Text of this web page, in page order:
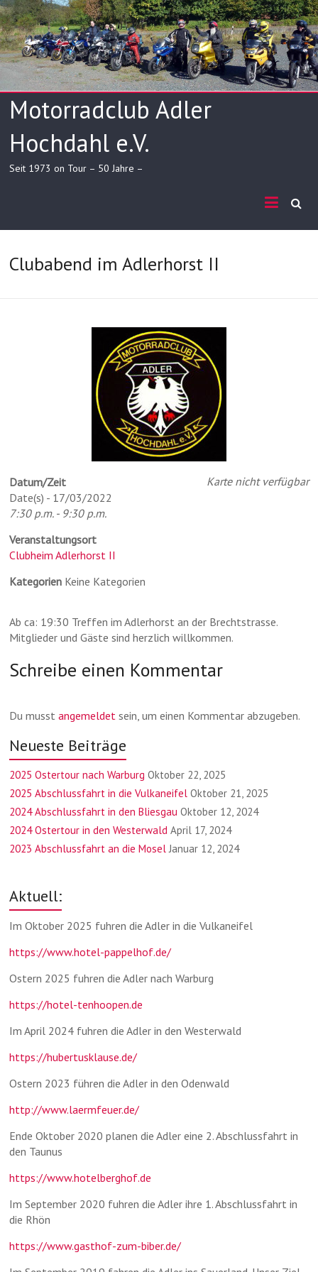
Skip
to
content
Motorradclub Adler
Hochdahl e.V.
Seit 1973 on Tour – 50 Jahre –
Clubabend im Adlerhorst II
Karte nicht verfügbar
Datum/Zeit
Date(s) - 17/03/2022
7:30 p.m. - 9:30 p.m.
Veranstaltungsort
Clubheim Adlerhorst II
Kategorien Keine Kategorien
Ab ca: 19:30 Treffen im Adlerhorst an der Brechtstrasse.
Mitglieder und Gäste sind herzlich willkommen.
Schreibe einen Kommentar
Du musstangemeldet sein, um einen Kommentar abzugeben.
Neueste Beiträge
2025 Ostertour nach Warburg Oktober 22, 2025
2025 Abschlussfahrt in die Vulkaneifel Oktober 21, 2025
2024 Abschlussfahrt in den Bliesgau Oktober 12, 2024
2024 Ostertour in den Westerwald April 17, 2024
2023 Abschlussfahrt an die Mosel Januar 12, 2024
Aktuell:
Im Oktober 2025 fuhren die Adler in die Vulkaneifel
https://www.hotel-pappelhof.de/
Ostern 2025 fuhren die Adler nach Warburg
https://hotel-tenhoopen.de
Im April 2024 fuhren die Adler in den Westerwald
https://hubertusklause.de/
Ostern 2023 führen die Adler in den Odenwald
http://www.laermfeuer.de/
Ende Oktober 2020 planen die Adler eine 2. Abschlussfahrt in
den Taunus
https://www.hotelberghof.de
Im September 2020 fuhren die Adler ihre 1. Abschlussfahrt in
die Rhön
https://www.gasthof-zum-biber.de/